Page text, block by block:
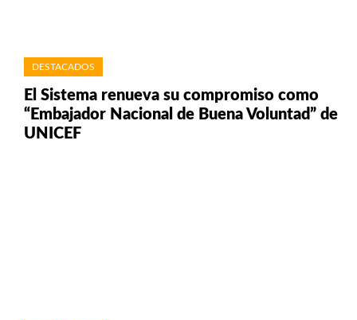
DESTACADOS
El Sistema renueva su compromiso como
“Embajador Nacional de Buena Voluntad” de
UNICEF